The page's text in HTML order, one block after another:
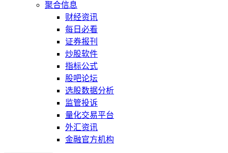
聚合信息
财经资讯
每日必看
证券报刊
炒股软件
指标公式
股吧论坛
选股数据分析
监管投诉
量化交易平台
外汇资讯
金融官方机构